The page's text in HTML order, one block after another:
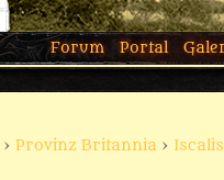
Forum Portal
› Provinz Britannia › Iscalis